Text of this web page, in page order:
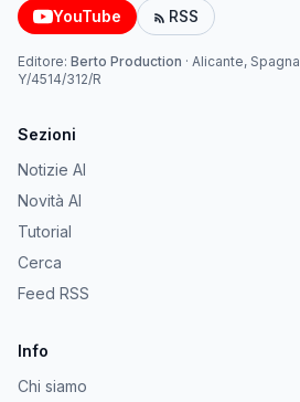
YouTube RSS
Editore: Berto Production · Alicante, Spagna
Y/4514/312/R
Sezioni
Notizie AI
Novità AI
Tutorial
Cerca
Feed RSS
Info
Chi siamo